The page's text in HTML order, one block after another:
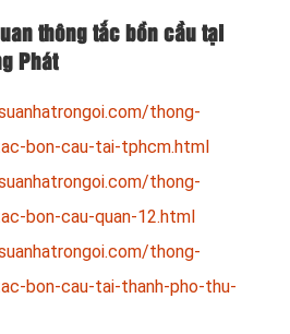
thông tắc bồn cầu tại
Phát
thong-
bon-cau-tai-tphcm.html
thong-
bon-cau-quan-12.html
thong-
bon-cau-tai-thanh-pho-thu-